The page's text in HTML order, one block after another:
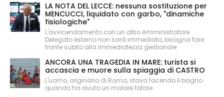
LA NOTA DEL LECCE: nessuna sostituzione per
MENCUCCI, liquidato con garbo, "dinamiche
fisiologiche"
L'avvicendamento con un altro Amministratore
Delegato esterno non sarà immediato, bisogna fare
fronte subito alla immediatezza gestionale
ANCORA UNA TRAGEDIA IN MARE: turista si
accascia e muore sulla spiaggia di CASTRO
L'uomo, originario di Roma, stava facendo il bagno
quando ha avuto un malore fatale